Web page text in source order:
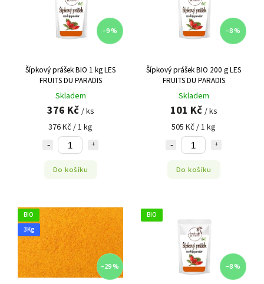
–9 %
Šípkový prášek BIO 1 kg LES
FRUITS DU PARADIS
Skladem
376 Kč / ks
376 Kč / 1 kg
Do košíku
–8 %
Šípkový prášek BIO 200 g LES
FRUITS DU PARADIS
Skladem
101 Kč / ks
505 Kč / 1 kg
Do košíku
BIO
3Kg
–29 %
BIO
–8 %